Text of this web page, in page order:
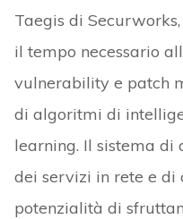
Taegis di
il tempo necessario
vulnerability e patch
di algoritmi di
learning. Il sistema di
dei servizi in rete e di
potenzialità di